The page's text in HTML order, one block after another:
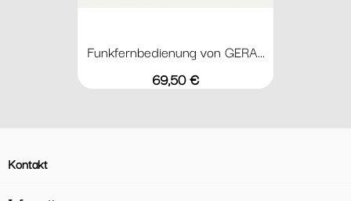
Funkfernbedienung von GERA...
Preis
69,50 €
Kontakt